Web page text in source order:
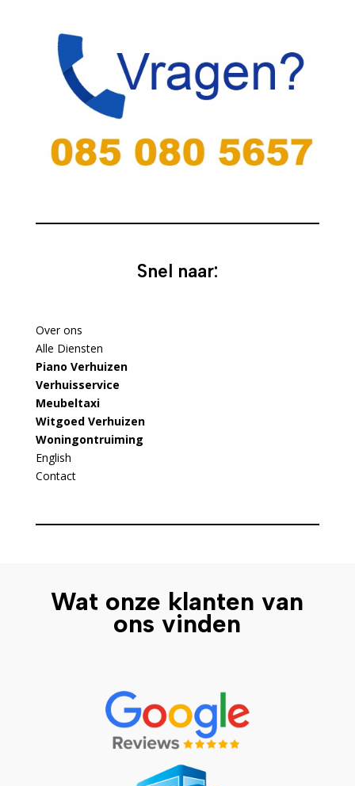
Snel naar:
Over ons
Alle Diensten
Piano Verhuizen
Verhuisservice
Meubeltaxi
Witgoed Verhuizen
Woningontruiming
English
Contact
Wat onze klanten van
ons vinden